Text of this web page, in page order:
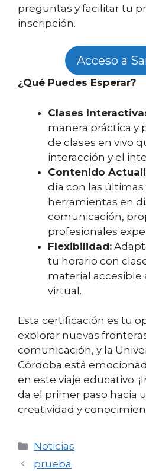
preguntas y facilitar tu
inscripción.
Acceso a
¿Qué Puedes Esperar?
Clases
manera práctica y
de clases en vivo
interacción y el
Contenido
día con las
herramientas en
comunicación,
profesionales
Flexibilidad:
tu horario con
material accesible
virtual.
Esta certificación es tu
explorar nuevas
comunicación, y la
Córdoba está
en este viaje educativo.
da el primer paso hacia
creatividad y
Categorías
Noticias
prueba